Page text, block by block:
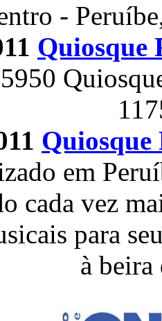
-
Quiosque
Quiosque
em
cada vez
para
à